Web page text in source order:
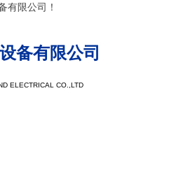
有限公司！
备有限公司
ELECTRICAL CO.,LTD